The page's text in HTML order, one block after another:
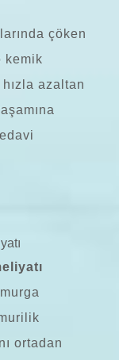
çöken
kemik
azaltan
ortadan